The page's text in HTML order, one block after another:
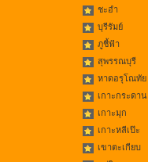
ชะอำ
บุรีรัมย์
ภูชี้ฟ้า
สุพรรณบุรี
หาดอรุโณทัย
เกาะกระดาน
เกาะมุก
เกาะหลีเป๊ะ
เขาตะเกียบ